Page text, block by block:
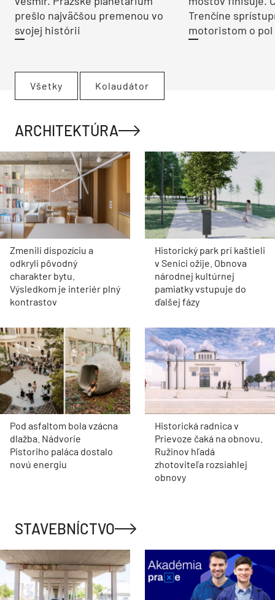
prešlo najväčšou premenou vo
svojej histórii
Trenčíne
motoristom o pol
Všetky Kolaudátor
ARCHITEKTÚRA
Zmenili dispozíciu a
odkryli pôvodný
charakter bytu.
Výsledkom je interiér plný
kontrastov
Historický park pri kaštieli
v Senici ožije. Obnova
národnej kultúrnej
pamiatky vstupuje do
ďalšej fázy
Pod asfaltom bola vzácna
dlažba. Nádvorie
Pistoriho paláca dostalo
novú energiu
Historická radnica v
Prievoze čaká na obnovu.
Ružinov hľadá
zhotoviteľa rozsiahlej
obnovy
STAVEBNÍCTVO